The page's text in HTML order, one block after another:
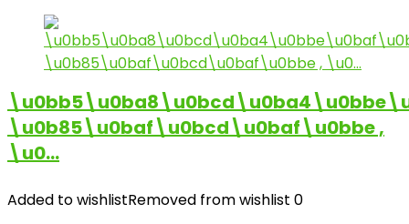
\u0b85\u0baf\u0bcd\u0baf\u0bbe ,
\u0…
Added to wishlistRemoved from wishlist 0